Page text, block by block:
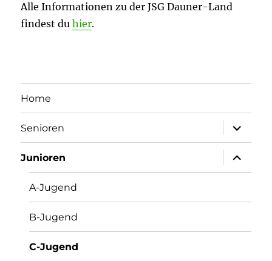
Alle Informationen zu der JSG Dauner-Land
findest duhier.
Home
Senioren
öffnen
Junioren
öffnen
A-Jugend
B-Jugend
C-Jugend